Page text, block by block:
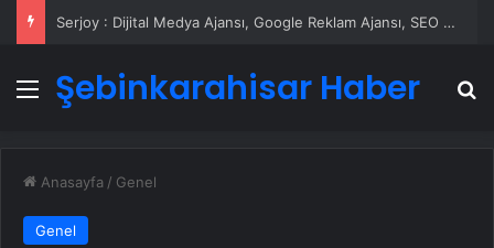
Serjoy : Dijital Medya Ajansı, Google Reklam Ajansı, SEO Ajansı ve Web Tasarım Ajansı
Menü
Şebinkarahisar Haber
Anasayfa / Genel
Genel